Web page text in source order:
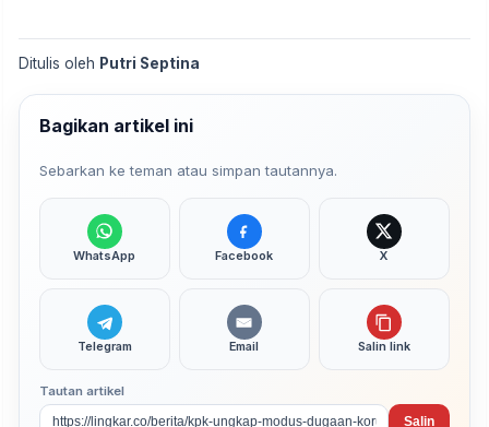
Ditulis oleh Putri Septina
Bagikan artikel ini
Sebarkan ke teman atau simpan tautannya.
WhatsApp Facebook X
Telegram Email Salin link
Tautan artikel
Salin